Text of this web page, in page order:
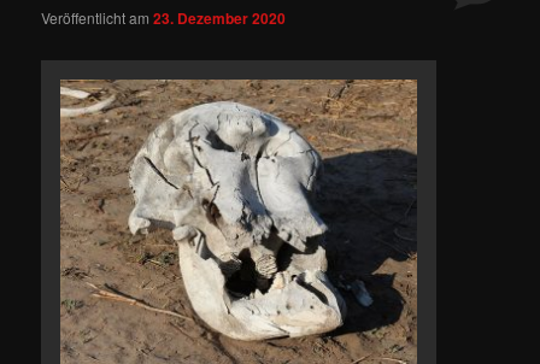
Veröffentlicht am23. Dezember 2020